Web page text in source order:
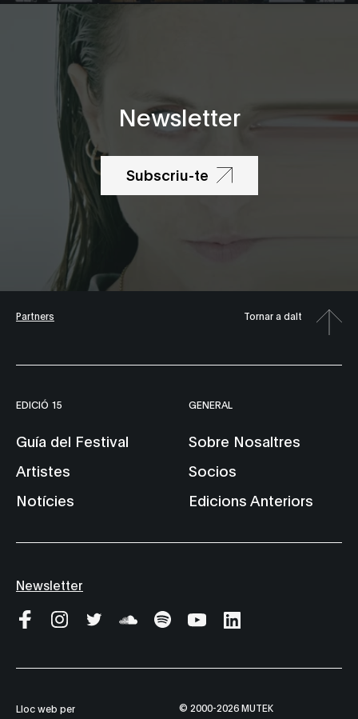
Newsletter
Subscriu-te
Partners Tornar a dalt
EDICIÓ 15
Guía del Festival
Artistes
Notícies
GENERAL
Sobre Nosaltres
Socios
Edicions Anteriors
Newsletter
Lloc web per
© 2000-2026 MUTEK